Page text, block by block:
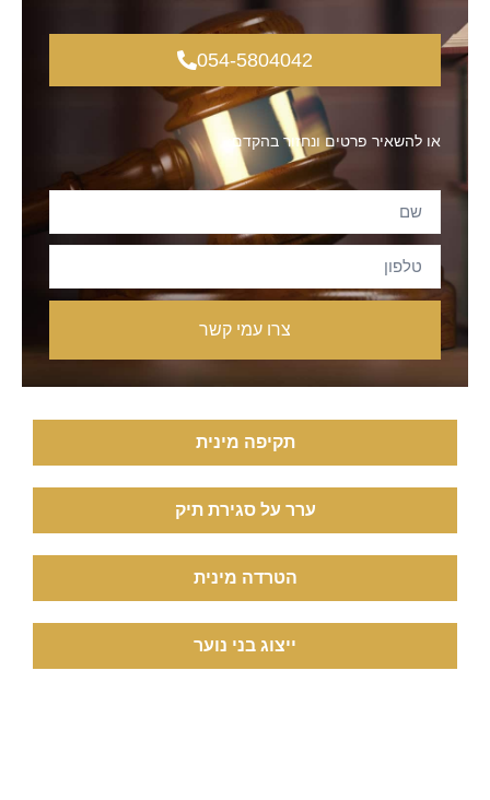
054-5804042
או להשאיר פרטים ונחזור בהקדם:
צרו עמי קשר
תקיפה מינית
ערר על סגירת תיק
הטרדה מינית
ייצוג בני נוער